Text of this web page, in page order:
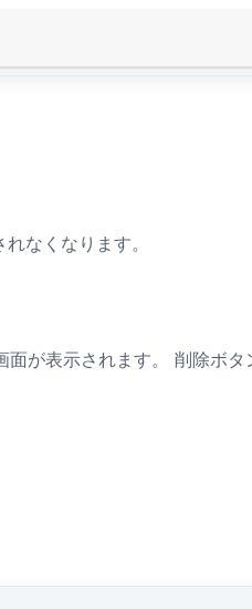
なくなります。
が表示されます。 削除ボタ